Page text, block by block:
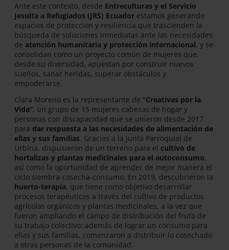
Ante este contexto, desde Entreculturas y el Servicio
Jesuita a Refugiados (JRS) Ecuador estamos generando
espacios de protección y resiliencia que trascienden la
búsqueda de soluciones inmediatas ante las necesidades
de atención humanitaria y protección internacional, y se
consolidan como un proyecto común de mujeres que,
desde su diversidad, apuestan por construir nuevos
sueños, sanar heridas, superar obstáculos y
empoderarse.
Clara Moreno es la representante de “Creativas por la
Vida”, un grupo de 15 mujeres cabezas de hogar y
personas con discapacidad que se unieron desde 2017
para dar respuesta a las necesidades de alimentación de
ellas y sus familias. Gracias a la Junta Parroquial de
Urbina, dispusieron de un terreno para el cultivo de
hortalizas y plantas medicinales para el autoconsumo,
así como la oportunidad de aprender de mejor manera el
ciclo siembra-cosecha-consumo. En 2019, descubrieron la
huerto-terapia, que tiene como objetivo desarrollar
procesos terapéuticos a través del cultivo de productos
agrícolas orgánicos y plantas medicinales, a la vez que
fueron ampliando el campo de distribución del fruto de
su trabajo colectivo: además de lograr un consumo para
ellas y sus familias, comenzaron a distribuir lo cosechado
a otras personas de la comunidad.